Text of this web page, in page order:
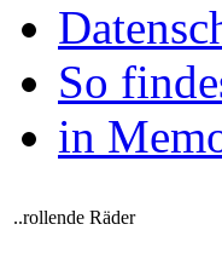
So
in
..rollende Räder